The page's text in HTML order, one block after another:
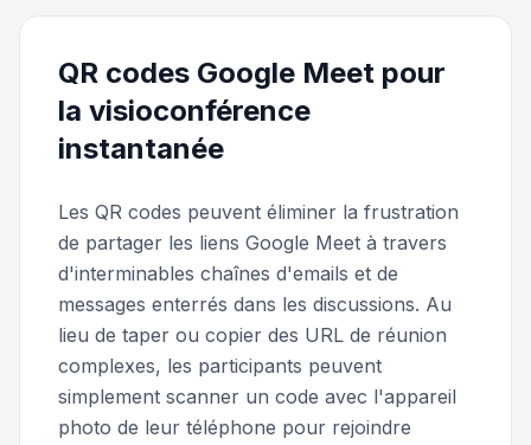
QR codes Google Meet pour
la visioconférence
instantanée
Les QR codes peuvent éliminer la frustration
de partager les liens Google Meet à travers
d'interminables chaînes d'emails et de
messages enterrés dans les discussions. Au
lieu de taper ou copier des URL de réunion
complexes, les participants peuvent
simplement scanner un code avec l'appareil
photo de leur téléphone pour rejoindre